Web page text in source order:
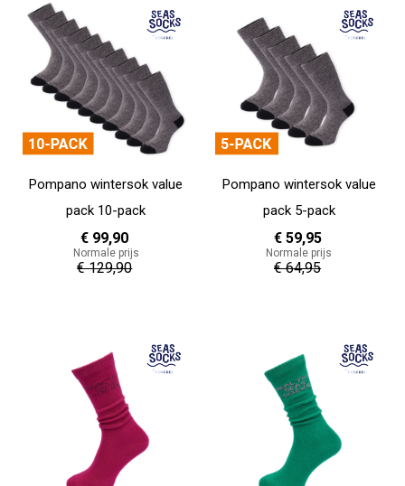
Pompano wintersok value
pack 10-pack
€ 99,90
Normale prijs
€ 129,90
Pompano wintersok value
pack 5-pack
€ 59,95
Normale prijs
€ 64,95